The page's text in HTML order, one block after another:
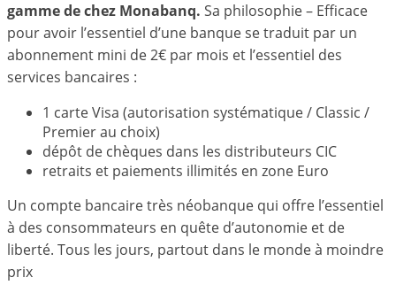
gamme de chez Monabanq. Sa philosophie – Efficace
pour avoir l’essentiel d’une banque se traduit par un
abonnement mini de 2€ par mois et l’essentiel des
services bancaires :
1 carte Visa (autorisation systématique / Classic /
Premier au choix)
dépôt de chèques dans les distributeurs CIC
retraits et paiements illimités en zone Euro
Un compte bancaire très néobanque qui offre l’essentiel
à des consommateurs en quête d’autonomie et de
liberté. Tous les jours, partout dans le monde à moindre
prix